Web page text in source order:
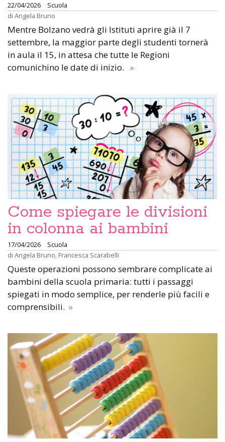
22/04/2026
Scuola
di Angela Bruno
Mentre Bolzano vedrà gli Istituti aprire già il 7
settembre, la maggior parte degli studenti tornerà
in aula il 15, in attesa che tutte le Regioni
comunichino le date di inizio. »
Come spiegare le divisioni
in colonna ai bambini
17/04/2026
Scuola
di Angela Bruno, Francesca Scarabelli
Queste operazioni possono sembrare complicate ai
bambini della scuola primaria: tutti i passaggi
spiegati in modo semplice, per renderle più facili e
comprensibili. »